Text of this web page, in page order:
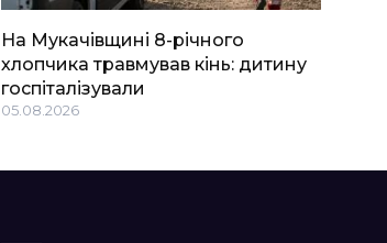
На Мукачівщині 8-річного
хлопчика травмував кінь: дитину
госпіталізували
05.08.2026